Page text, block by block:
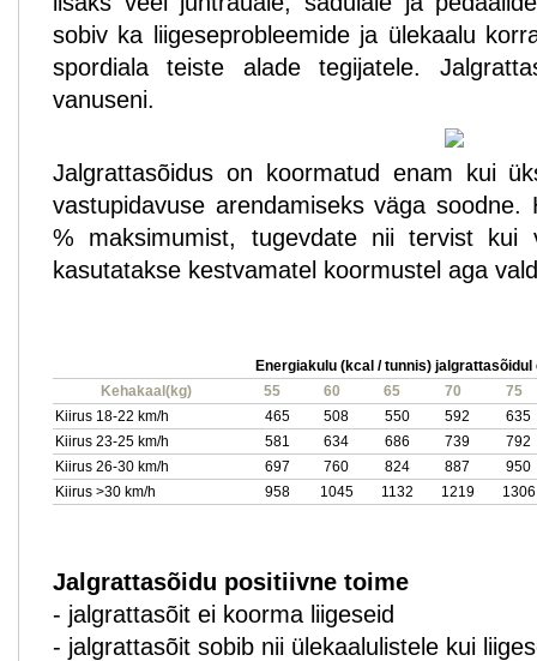
sobiv ka liigeseprobleemide ja ülekaalu
spordiala teiste alade tegijatele.
vanuseni.
Jalgrattasõidus on koormatud enam kui
vastupidavuse arendamiseks väga soodne.
% maksimumist, tugevdate nii tervist kui
kasutatakse kestvamatel koormustel aga
Energiakulu (kcal / tunnis)
Kehakaal(kg)
55 60 65 70
75
Kiirus 18-22 km/h
465 508 550 592
635
Kiirus 23-25 km/h
581 634 686 739
792
Kiirus 26-30 km/h
697 760 824 887
950
Kiirus >30 km/h
958 1045 1132 1219 1306
Jalgrattasõidu positiivne toime
- jalgrattasõit ei koorma liigeseid
- jalgrattasõit sobib nii ülekaalulistele kui